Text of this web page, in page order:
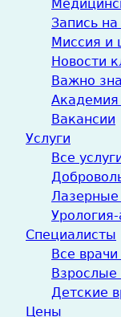
Запись
Миссия и
Новости
Важно
Академия
Вакансии
Услуги
Все
Лазерные
Специалисты
Все
Взрослые
Детские
Цены